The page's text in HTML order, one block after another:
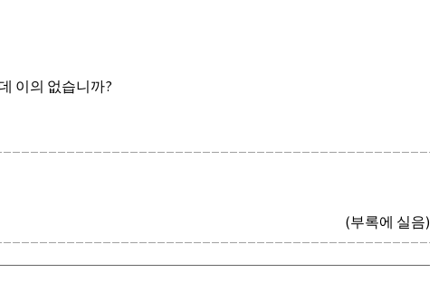
이의 없습니까?
(부록에 실음)